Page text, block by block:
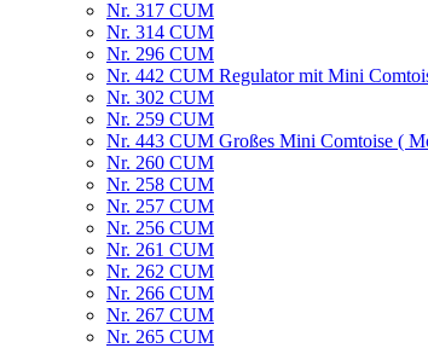
Nr. 317 CUM
Nr. 314 CUM
Nr. 296 CUM
Nr. 442 CUM Regulator mit Mini
Nr. 302 CUM
Nr. 259 CUM
Nr. 443 CUM Großes Mini Comtoise (
Nr. 260 CUM
Nr. 258 CUM
Nr. 257 CUM
Nr. 256 CUM
Nr. 261 CUM
Nr. 262 CUM
Nr. 266 CUM
Nr. 267 CUM
Nr. 265 CUM